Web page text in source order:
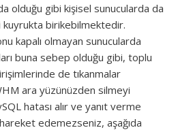
olduğu gibi kişisel sunucularda da
birikebilmektedir.
kapalı olmayan sunucularda
buna sebep olduğu gibi, toplu
de tıkanmalar
ara yüzünüzden silmeyi
hatası alır ve yanıt verme
edemezseniz, aşağıda